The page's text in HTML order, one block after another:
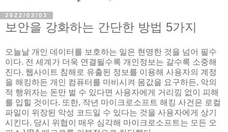
2022/03/03
보안을 강화하는 간단한 방법 5가지
오늘날 개인 데이터를 보호하는 일은 현명한 것을 넘어 필수
이다. 전 세계가 더욱 연결될수록 개인정보는 갈수록 소중해
진다. 웹사이트 침해로 유출된 정보를 이용해 사용자의 계정
을 해킹하든 개인 컴퓨터를 마비시켜 몸값을 요구하든, 악의
적 행위자는 돈만 벌 수 있다면 사용자에게 거리낌 없이 피해
를 입힐 것이다. 또한, 작년 마이크로소프트 해킹 사건은 로컬
파일이 위장된 악성 코드일 수 있다는 것을 사용자에게 상기
시킨다. 당시 위협이 매우 심각해 마이크로소프트는 모든 오